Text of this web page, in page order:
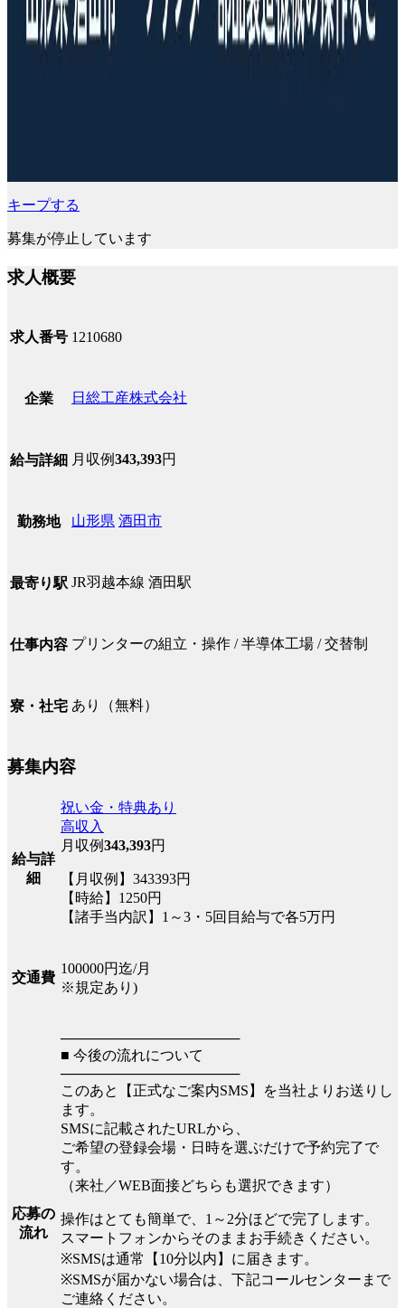
キープする
募集が停止しています
求人概要
求人番号 1210680
企業 日総工産株式会社
給与詳細 月収例343,393円
勤務地 山形県 酒田市
最寄り駅 JR羽越本線 酒田駅
仕事内容 プリンターの組立・操作 / 半導体工場 / 交替制
寮・社宅 あり（無料）
募集内容
給与詳
細
祝い金・特典あり
高収入
月収例343,393円
【月収例】343393円
【時給】1250円
【諸手当内訳】1～3・5回目給与で各5万円
交通費
100000円迄/月
※規定あり)
応募の
流れ
──────────────────
■ 今後の流れについて
──────────────────
このあと【正式なご案内SMS】を当社よりお送りし
ます。
SMSに記載されたURLから、
ご希望の登録会場・日時を選ぶだけで予約完了で
す。
（来社／WEB面接どちらも選択できます）
操作はとても簡単で、1～2分ほどで完了します。
スマートフォンからそのままお手続きください。
※SMSは通常【10分以内】に届きます。
※SMSが届かない場合は、下記コールセンターまで
ご連絡ください。